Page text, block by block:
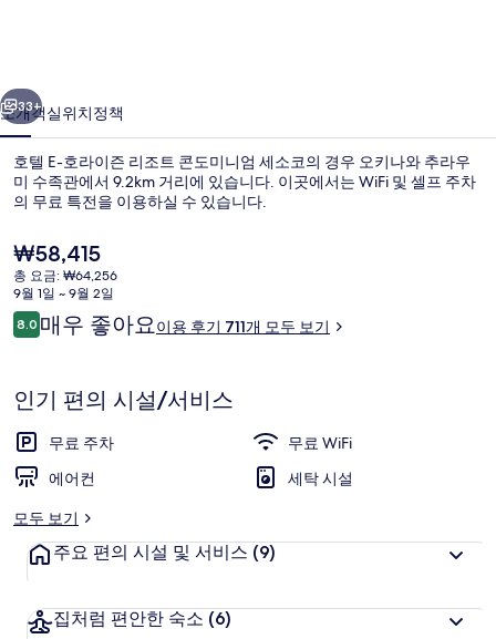
리
조
트
콘
도
미
니
엄
세
소
코
의
사
33+
소개객실위치정책
호텔 E-호라이즌 리조트 콘도미니엄 세소코의 경우 오키나와 추라우
미 수족관에서 9.2km 거리에 있습니다. 이곳에서는 WiFi 및 셀프 주차
의 무료 특전을 이용하실 수 있습니다.
현
재
가
격
은
₩58,415
총 요금: ₩64,256
9월 1일 ~ 9월 2일
이
용
기
8.010점 만점 중 8.0점.
매우 좋아요이용 후기 711개 모두 보기
인기 편의 시설/서비스
무료 주차
무료 WiFi
에어컨
세탁 시설
모두 보기
주요 편의 시설 및 서비스 (9)
집처럼 편안한 숙소 (6)